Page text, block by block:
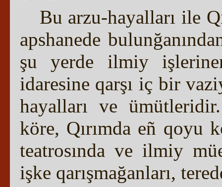
Bu arzu-hayalları ile
apshanede
şu yerde ilmiy
idaresine qarşı iç bir
hayalları ve
köre, Qırımda eñ
teatrosında ve ilmiy
işke qarışmağanları,